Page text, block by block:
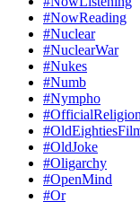
#NowReading
#Nuclear
#NuclearWar
#Nukes
#Numb
#Nympho
#OfficialReligion
#OldJoke
#Oligarchy
#OpenMind
#Or